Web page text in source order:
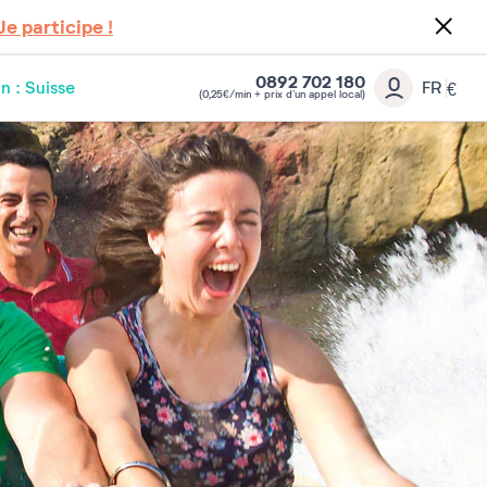
participe !
: Suisse 0892 702 180
(0,25€/min + prix d’un appel local) FR €